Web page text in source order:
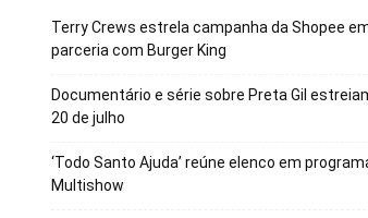
Terry Crews estrela campanha da Shopee
parceria com Burger King
Documentário e série sobre Preta Gil
20 de julho
‘Todo Santo Ajuda’ reúne elenco em
Multishow